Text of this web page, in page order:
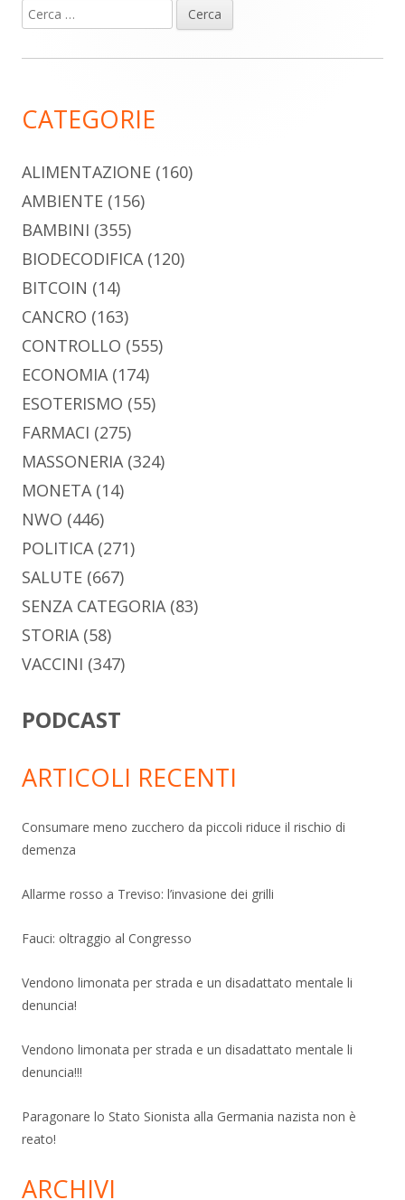
Barra
laterale
Ricerca
per:
CATEGORIE
ALIMENTAZIONE (160)
AMBIENTE (156)
BAMBINI (355)
BIODECODIFICA (120)
BITCOIN (14)
CANCRO (163)
CONTROLLO (555)
ECONOMIA (174)
ESOTERISMO (55)
FARMACI (275)
MASSONERIA (324)
MONETA (14)
NWO (446)
POLITICA (271)
SALUTE (667)
SENZA CATEGORIA (83)
STORIA (58)
VACCINI (347)
PODCAST
ARTICOLI RECENTI
Consumare meno zucchero da piccoli riduce il rischio di
demenza
Allarme rosso a Treviso: l’invasione dei grilli
Fauci: oltraggio al Congresso
Vendono limonata per strada e un disadattato mentale li
denuncia!
Vendono limonata per strada e un disadattato mentale li
denuncia!!!
Paragonare lo Stato Sionista alla Germania nazista non è
reato!
ARCHIVI